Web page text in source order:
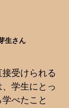
生さん
受けられる
学生にとっ
べたこと